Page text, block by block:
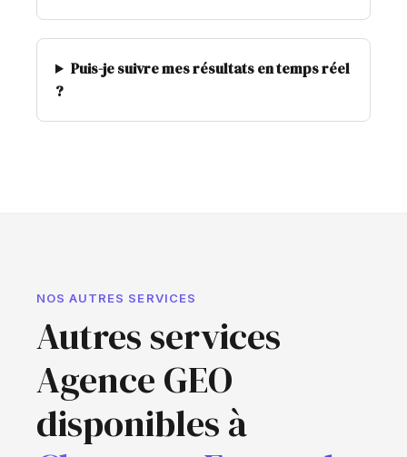
Puis-je suivre mes résultats en temps réel
?
NOS AUTRES SERVICES
Autres services
Agence GEO
disponibles à